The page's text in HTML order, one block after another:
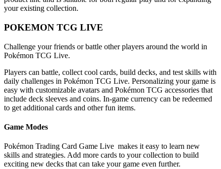
your existing collection.
POKEMON TCG LIVE
Challenge your friends or battle other players around the world in
Pokémon TCG Live.
Players can battle, collect cool cards, build decks, and test skills with
daily challenges in Pokémon TCG Live. Personalizing your game is
easy with customizable avatars and Pokémon TCG accessories that
include deck sleeves and coins. In-game currency can be redeemed
to get additional cards and other fun items.
Game Modes
Pokémon Trading Card Game Live makes it easy to learn new
skills and strategies. Add more cards to your collection to build
exciting new decks that can take your game even further.